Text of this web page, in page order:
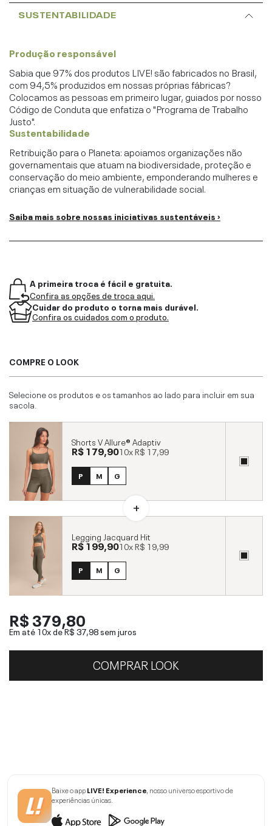
SUSTENTABILIDADE
Produção responsável
Sabia que 97% dos produtos LIVE! são fabricados no Brasil,
com 94,5% produzidos em nossas próprias fábricas?
Colocamos as pessoas em primeiro lugar, guiados por nosso
Código de Conduta que enfatiza o "Programa de Trabalho
Justo".
Sustentabilidade
Retribuição para o Planeta: apoiamos organizações não
governamentais que atuam na biodiversidade, proteção e
conservação do meio ambiente, emponderando mulheres e
crianças em situação de vulnerabilidade social.
Saiba mais sobre nossas iniciativas sustentáveis ›
A primeira troca é fácil e gratuita.
Confira as opções de troca aqui.
Cuidar do produto o torna mais durável.
Confira os cuidados com o produto.
COMPRE O LOOK
Selecione os produtos e os tamanhos ao lado para incluir em sua
sacola.
Shorts V Allure® Adaptiv
R$ 179,9010xR$ 17,99
P M G
Legging Jacquard Hit
R$ 199,9010xR$ 19,99
P M G
R$ 379,80
Em até 10x deR$ 37,98sem juros
COMPRAR LOOK
Baixe o appLIVE! Experience , nosso universo esportivo de
experiências únicas.